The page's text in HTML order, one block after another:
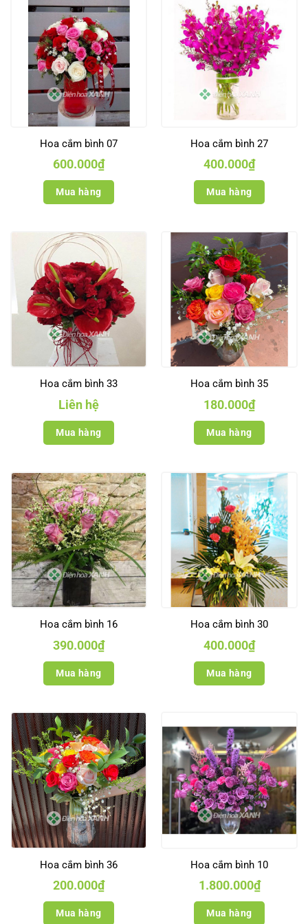
Hoa cắm bình 07
600.000₫
Mua hàng
Hoa cắm bình 27
400.000₫
Mua hàng
Hoa cắm bình 33
Liên hệ
Mua hàng
Hoa cắm bình 35
180.000₫
Mua hàng
Hoa cắm bình 16
390.000₫
Mua hàng
Hoa cắm bình 30
400.000₫
Mua hàng
Hoa cắm bình 36
200.000₫
Mua hàng
Hoa cắm bình 10
1.800.000₫
Mua hàng